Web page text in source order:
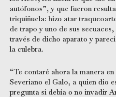
autófonos”, y que fueron
triquiñuela: hizo atar
de trapo y uno de sus
través de dicho aparato y
la culebra.
“Te contaré ahora la manera
Severiano el Galo, a quien dio
pregunta si debía o no invadir